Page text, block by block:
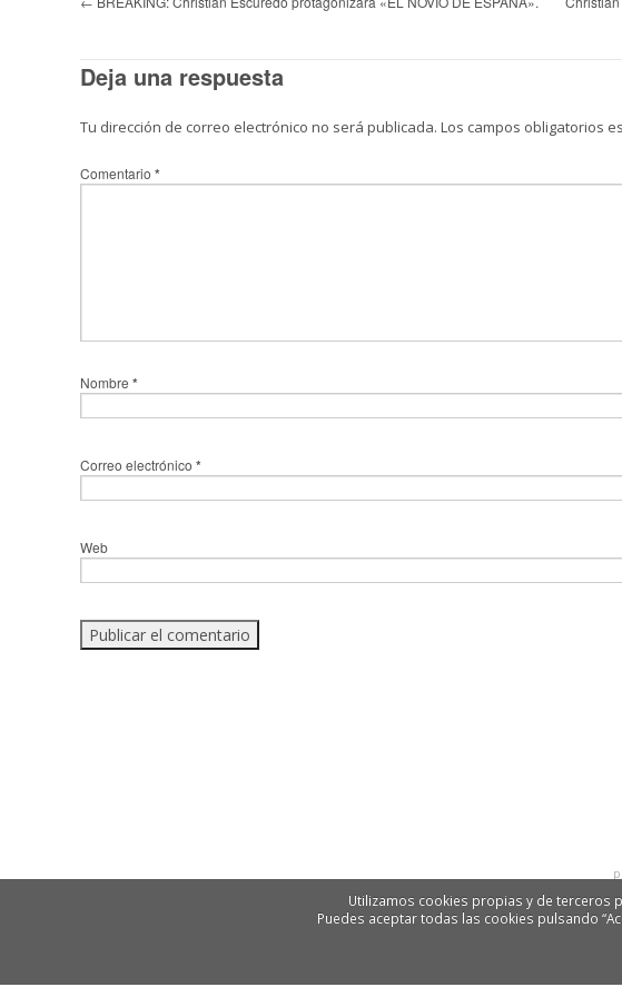
Deja una respuesta
Tu dirección de correo electrónico no será publicada. Los campos obligatorios
Comentario *
Nombre *
Correo electrónico *
Web
Utilizamos cookies propias y de terceros
Puedes aceptar todas las cookies pulsando